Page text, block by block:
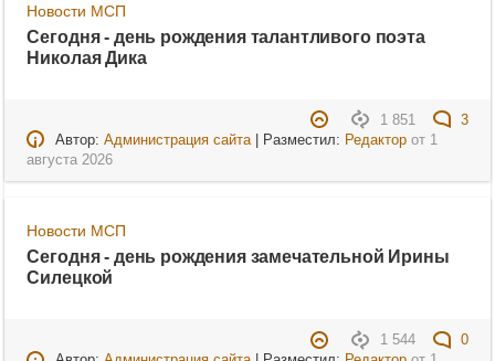
Новости МСП
Сегодня - день рождения талантливого поэта
Николая Дика
1 851
3
Автор: Администрация сайта| Разместил: Редакторот 1
августа 2026
Новости МСП
Сегодня - день рождения замечательной Ирины
Силецкой
1 544
0